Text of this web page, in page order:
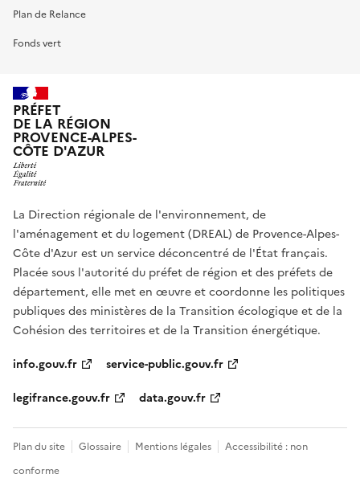
Plan de Relance
Fonds vert
PRÉFET
DE LA RÉGION
PROVENCE-ALPES-
CÔTE D'AZUR
La Direction régionale de l'environnement, de
l'aménagement et du logement (DREAL) de Provence-Alpes-
Côte d'Azur est un service déconcentré de l'État français.
Placée sous l'autorité du préfet de région et des préfets de
département, elle met en œuvre et coordonne les politiques
publiques des ministères de la Transition écologique et de la
Cohésion des territoires et de la Transition énergétique.
info.gouv.fr
service-public.gouv.fr
legifrance.gouv.fr
data.gouv.fr
Plan du site Glossaire Mentions légales
Accessibilité : non
conforme